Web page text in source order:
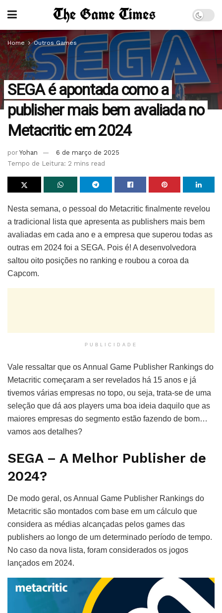
Home Outros Games
SEGA é apontada como a
publisher mais bem avaliada no
Metacritic em 2024
por Yohan
6 de março de 2025
Tempo de Leitura: 2 mins read
Nesta semana, o pessoal do Metacritic finalmente revelou
a tradicional lista que apresenta as publishers mais bem
avaliadas em cada ano e a empresa que superou todas as
outras em 2024 foi a SEGA. Pois é! A desenvolvedora
saltou oito posições no ranking e roubou a coroa da
Capcom.
PUBLICIDADE
Vale ressaltar que os Annual Game Publisher Rankings do
Metacritic começaram a ser revelados há 15 anos e já
tivemos várias empresas no topo, ou seja, trata-se de uma
seleção que dá aos players uma boa ideia daquilo que as
maiores empresas do segmento estão fazendo de bom…
vamos aos detalhes?
SEGA – A Melhor Publisher de
2024?
De modo geral, os Annual Game Publisher Rankings do
Metacritic são montados com base em um cálculo que
considera as médias alcançadas pelos games das
publishers ao longo de um determinado período de tempo.
No caso da nova lista, foram considerados os jogos
lançados em 2024.